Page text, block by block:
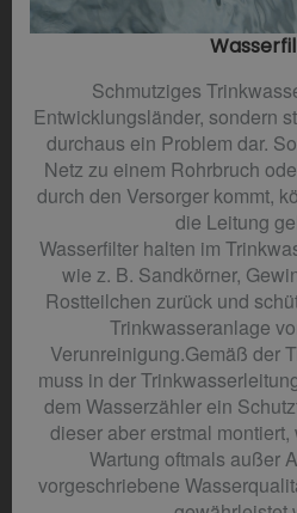
Schmutziges
Entwicklungsländer, sondern
durchaus ein Problem dar.
Netz zu einem Rohrbruch
durch den Versorger kommt,
die Leitung
Wasserfilter halten im
wie z. B. Sandkörner,
Rostteilchen zurück und
Trinkwasseranlage
Verunreinigung.Gemäß der
muss in der
dem Wasserzähler ein
dieser aber erstmal
Wartung oftmals außer
vorgeschriebene